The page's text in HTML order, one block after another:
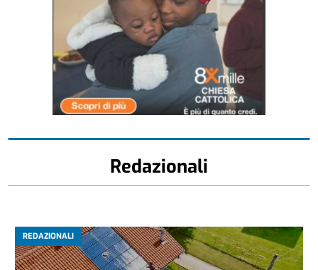
Redazionali
REDAZIONALI